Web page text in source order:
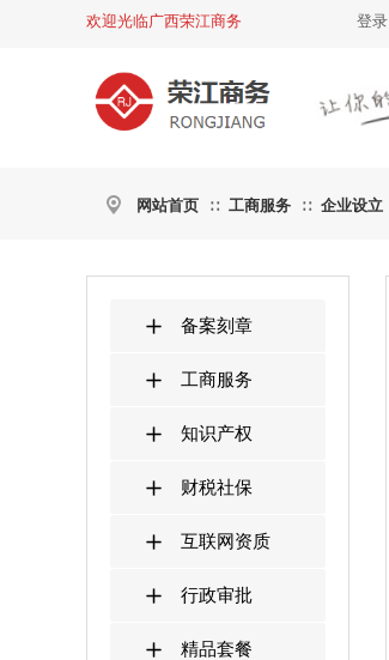
欢迎光临广西荣江商务 登录
网站首页 ∷ 工商服务 ∷ 企业设立
备案刻章
工商服务
知识产权
财税社保
互联网资质
行政审批
精品套餐